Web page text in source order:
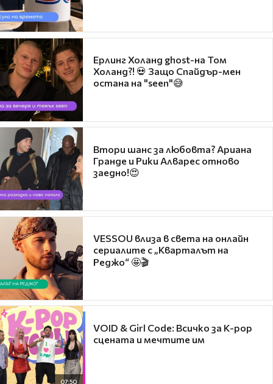
Ерлинг Холанд ghost-на Том
Холанд?! 💀 Защо Спайдър-мен
остана на "seen"😅
Втори шанс за любовта? Ариана
Гранде и Рики Алварес отново
заедно!😍
VESSOU влиза в света на онлайн
сериалите с „Кварталът на
Реджо“ 🤩🎬
07:50
VOID & Girl Code: Всичко за K-pop
сцената и мечтите им